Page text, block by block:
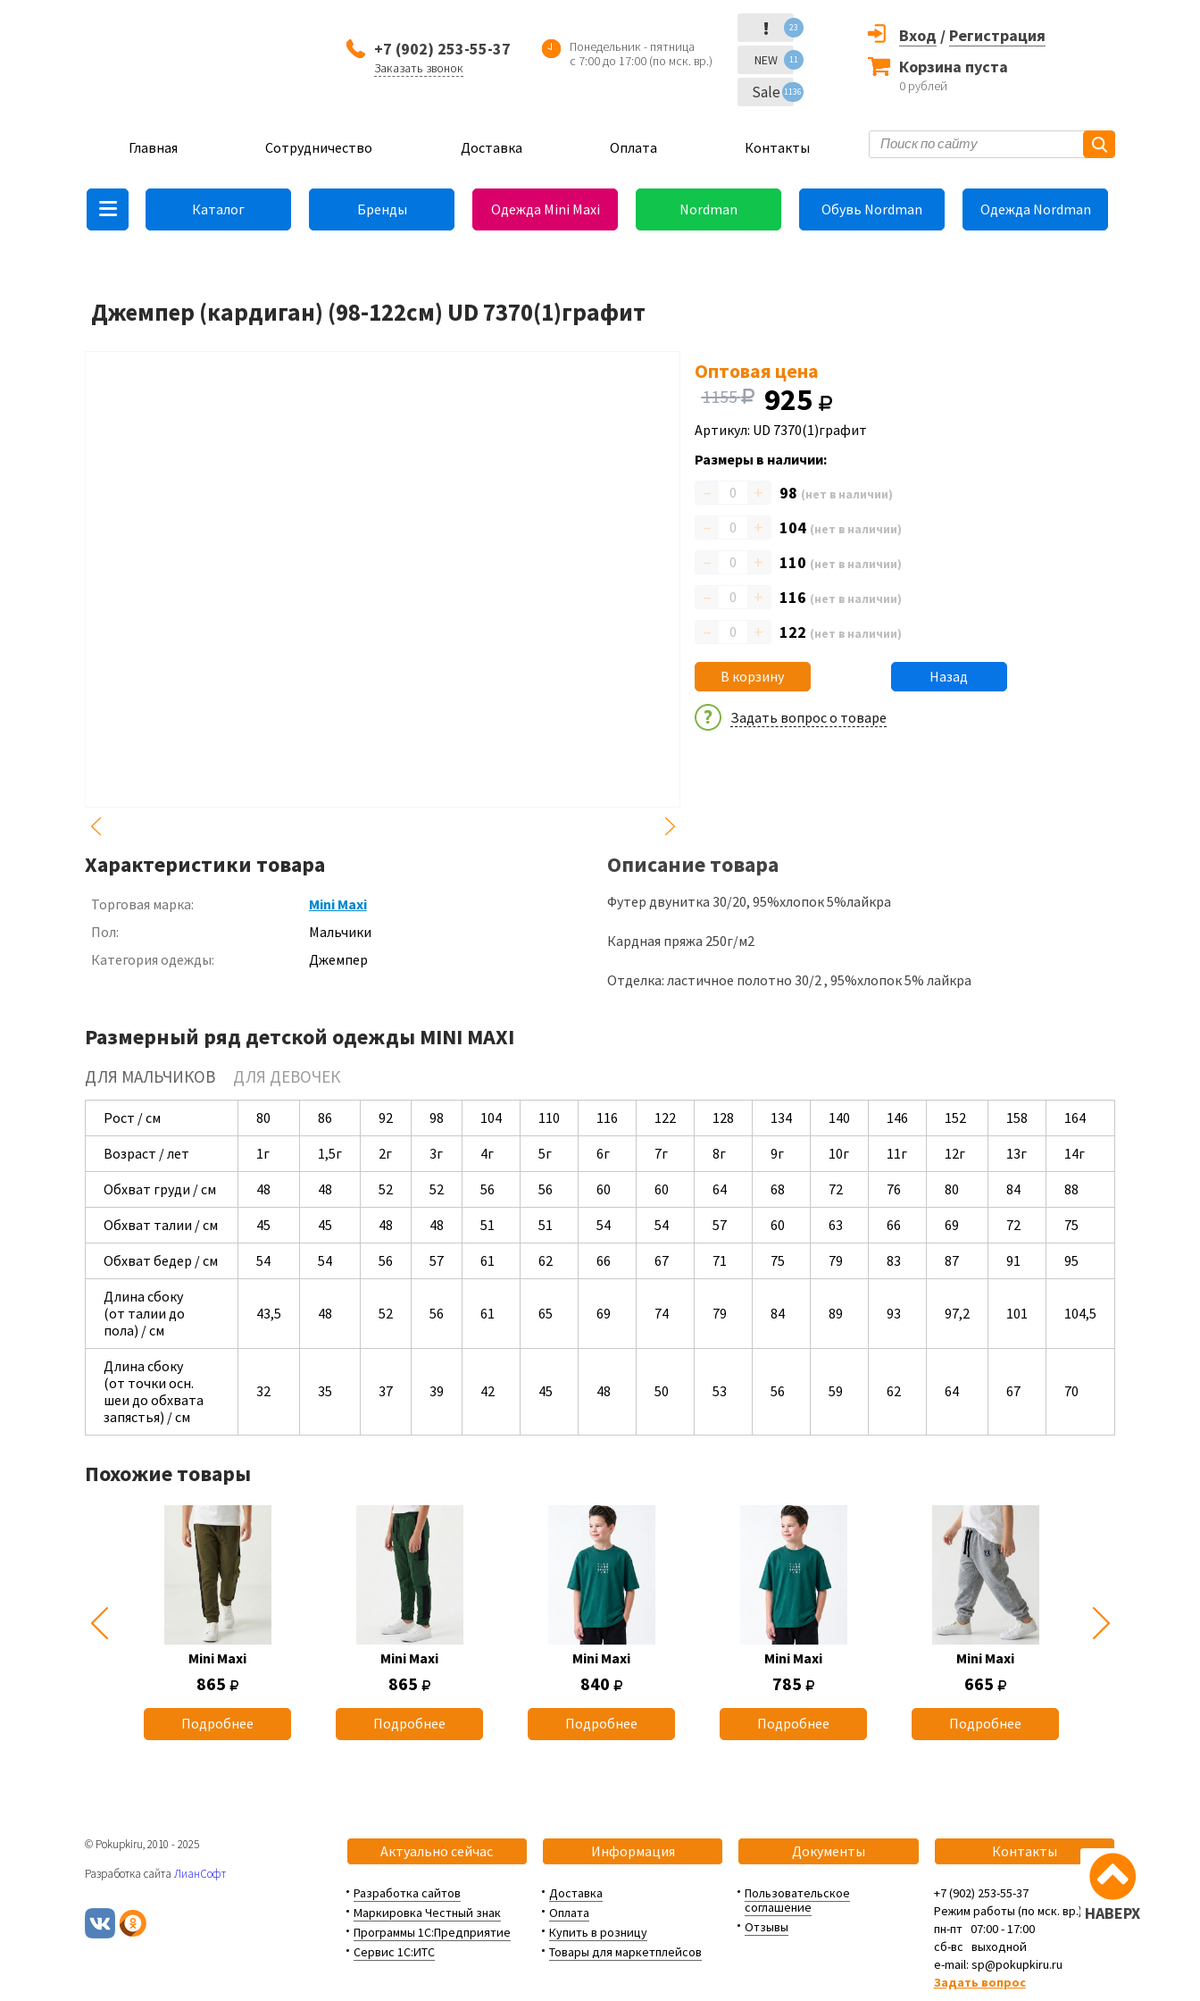
+7 (902) 253-55-37
Заказать звонок
Понедельник - пятница
с 7:00 до 17:00 (по мск. вр.)
! 23
NEW 11
Sale 1136
Вход / Регистрация
Корзина пуста
0 рублей
Главная Сотрудничество Доставка Оплата Контакты
Каталог Бренды Одежда Mini Maxi Nordman Обувь Nordman Одежда Nordman
Джемпер (кардиган) (98-122см) UD 7370(1)графит
Оптовая цена
1155 925
Артикул: UD 7370(1)графит
Размеры в наличии:
– + 98 (нет в наличии)
– + 104 (нет в наличии)
– + 110 (нет в наличии)
– + 116 (нет в наличии)
– + 122 (нет в наличии)
В корзину Назад
Задать вопрос о товаре
Характеристики товара
Торговая марка:
Mini Maxi
Пол:
Мальчики
Категория одежды:
Джемпер
Описание товара
Футер двунитка 30/20, 95%хлопок 5%лайкра
Кардная пряжа 250г/м2
Отделка: ластичное полотно 30/2 , 95%хлопок 5% лайкра
Размерный ряд детской одежды MINI MAXI
ДЛЯ МАЛЬЧИКОВ ДЛЯ ДЕВОЧЕК
Рост / см 80 86 92 98 104 110 116 122 128 134 140 146 152 158
164
Возраст / лет
1г 1,5г 2г 3г 4г 5г 6г 7г 8г 9г 10г 11г 12г 13г
14г
Обхват груди / см
48 48 52 52 56 56 60 60 64 68 72 76 80 84
88
Обхват талии / см
45 45 48 48 51 51 54 54 57 60 63 66 69 72
75
Обхват бедер / см
54 54 56 57 61 62 66 67 71 75 79 83 87 91
95
Длина сбоку
(от талии до
пола) / см
43,5 48 52 56 61 65 69 74 79 84 89 93 97,2 101 104,5
Длина сбоку
(от точки осн.
шеи до обхвата
запястья) / см
32 35 37 39 42 45 48 50 53 56 59 62 64 67 70
Похожие товары
Mini Maxi
865
Подробнее
Mini Maxi
865
Подробнее
Mini Maxi
840
Подробнее
Mini Maxi
785
Подробнее
Mini Maxi
665
Подробнее
НАВЕРХ
Актуально сейчас
Разработка сайтов
Маркировка Честный знак
Программы 1С:Предприятие
Сервис 1С:ИТС
Информация
Доставка
Оплата
Купить в розницу
Товары для маркетплейсов
Документы
Пользовательское
соглашение
Отзывы
Контакты
+7 (902) 253-55-37
Режим работы (по мск. вр.):
пн-пт 07:00 - 17:00
сб-вс выходной
e-mail: sp@pokupkiru.ru
Задать вопрос
© Pokupkiru, 2010 - 2025
Разработка сайта ЛианСофт